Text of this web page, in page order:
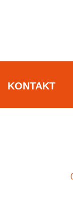
KONTAKT